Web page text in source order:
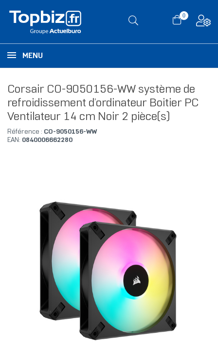
0
MENU
Corsair CO-9050156-WW système de
refroidissement d’ordinateur Boitier PC
Ventilateur 14 cm Noir 2 pièce(s)
Référence : CO-9050156-WW
EAN: 0840006662280